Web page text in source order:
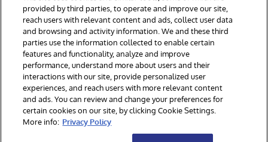
Bewährte Verfahren
© 1996-2026 InterSystems Corporation, Boston, MA. Alle Rechte
vorbehalten.
provided by third parties, to operate and improve our site,
reach users with relevant content and ads, collect user data
and browsing and activity information. We and these third
parties use the information collected to enable certain
features and functionality, analyze and improve
performance, understand more about users and their
interactions with our site, provide personalized user
experiences, and reach users with more relevant content
and ads. You can review and change your preferences for
certain cookies on our site, by clicking Cookie Settings.
More info: Privacy Policy